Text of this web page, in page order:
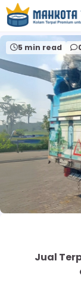
Home
5 min read
Jual